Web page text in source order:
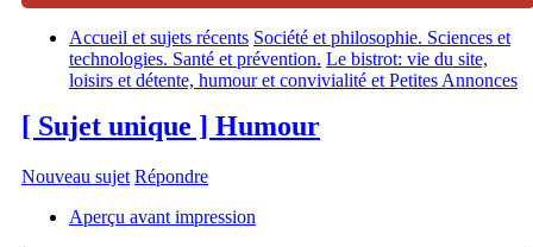
Accueil et sujets récents Société et philosophie. Sciences et
technologies. Santé et prévention. Le bistrot: vie du site,
loisirs et détente, humour et convivialité et Petites Annonces
[ Sujet unique ] Humour
Nouveau sujet Répondre
Aperçu avant impression